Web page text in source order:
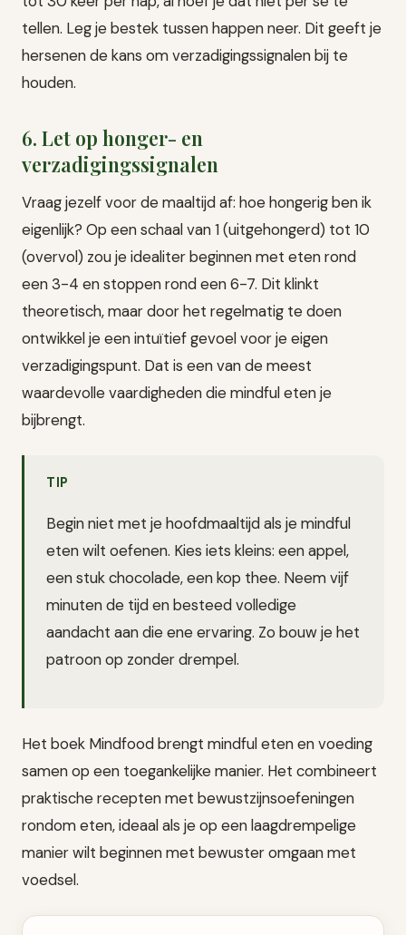
tellen. Leg je bestek tussen happen neer. Dit geeft je
hersenen de kans om verzadigingssignalen bij te
houden.
6. Let op honger- en
verzadigingssignalen
Vraag jezelf voor de maaltijd af: hoe hongerig ben ik
eigenlijk? Op een schaal van 1 (uitgehongerd) tot 10
(overvol) zou je idealiter beginnen met eten rond
een 3-4 en stoppen rond een 6-7. Dit klinkt
theoretisch, maar door het regelmatig te doen
ontwikkel je een intuïtief gevoel voor je eigen
verzadigingspunt. Dat is een van de meest
waardevolle vaardigheden die mindful eten je
bijbrengt.
TIP
Begin niet met je hoofdmaaltijd als je mindful
eten wilt oefenen. Kies iets kleins: een appel,
een stuk chocolade, een kop thee. Neem vijf
minuten de tijd en besteed volledige
aandacht aan die ene ervaring. Zo bouw je het
patroon op zonder drempel.
Het boek Mindfood brengt mindful eten en voeding
samen op een toegankelijke manier. Het combineert
praktische recepten met bewustzijnsoefeningen
rondom eten, ideaal als je op een laagdrempelige
manier wilt beginnen met bewuster omgaan met
voedsel.